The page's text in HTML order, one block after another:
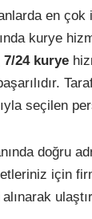
en
kurye
7/24 kurye
seçilen
doğru
için